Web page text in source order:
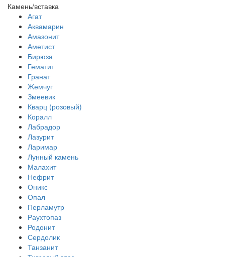
Камень/вставка
Агат
Аквамарин
Амазонит
Аметист
Бирюза
Гематит
Гранат
Жемчуг
Змеевик
Кварц (розовый)
Коралл
Лабрадор
Лазурит
Ларимар
Лунный камень
Малахит
Нефрит
Оникс
Опал
Перламутр
Раухтопаз
Родонит
Сердолик
Танзанит